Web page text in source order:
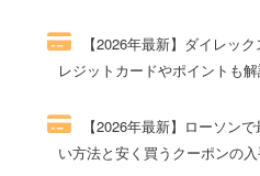
【2026年最新】ダイレッ
レジットカードやポイントも
【2026年最新】ローソン
い方法と安く買うクーポンの